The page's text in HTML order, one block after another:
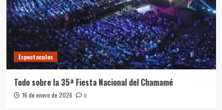
Espectaculos
Todo sobre la 35ª Fiesta Nacional del Chamamé
16 de enero de 2026 0